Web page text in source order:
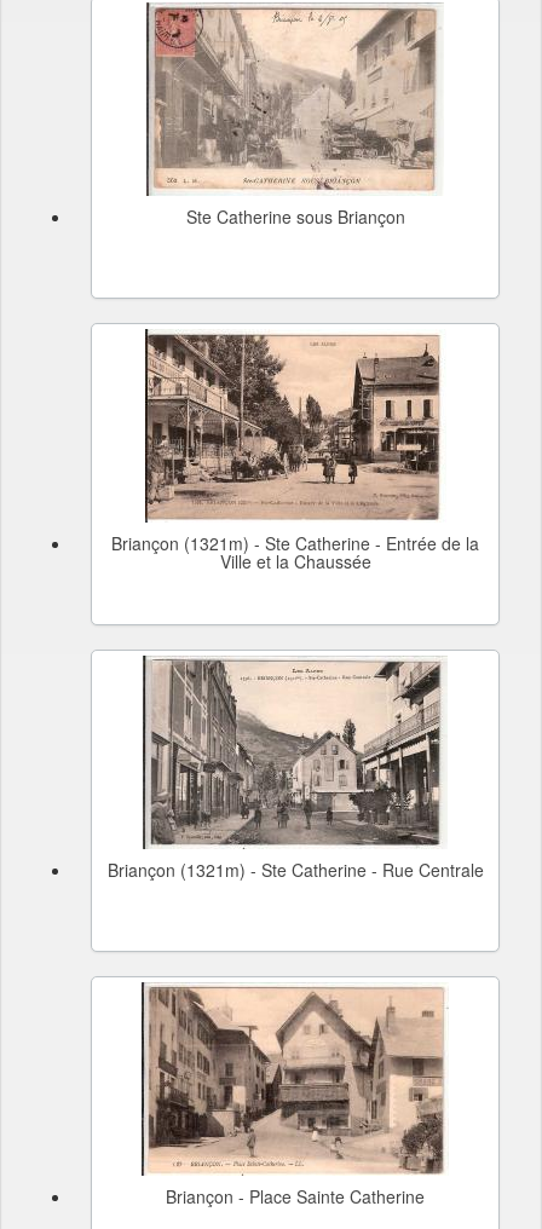
Ste Catherine sous Briançon
Briançon (1321m) - Ste Catherine - Entrée de la
Ville et la Chaussée
Briançon (1321m) - Ste Catherine - Rue Centrale
Briançon - Place Sainte Catherine